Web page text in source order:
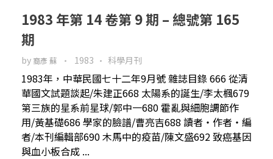
1983 年第 14 卷第 9 期 – 總號第 165
期
by 裔彥 蘇 1983 科學月刊
1983年，中華民國七十二年9月號 雜誌目錄 666 從清
華國文試題談起/朱建正668 太陽系的誕生/李太楓679
第三族的星系前星球/郭中一680 霍亂與細胞調節作
用/黃基礎686 學家的臉譜/曹亮吉688 讀者‧作者‧編
者/本刊編輯部690 木馬中的疫苗/陳文盛692 致癌基因
與血小板合成 ...